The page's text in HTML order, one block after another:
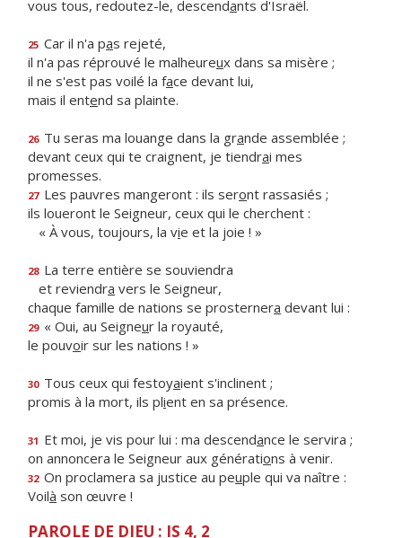
vous tous, redoutez-le, descendants d'Israël.
25 Car il n'a pas rejeté,
il n'a pas réprouvé le malheureux dans sa misère ;
il ne s'est pas voilé la face devant lui,
mais il entend sa plainte.
26 Tu seras ma louange dans la grande assemblée ;
devant ceux qui te craignent, je tiendrai mes
promesses.
27 Les pauvres mangeront : ils seront rassasiés ;
ils loueront le Seigneur, ceux qui le cherchent :
« À vous, toujours, la vie et la joie ! »
28 La terre entière se souviendra
et reviendra vers le Seigneur,
chaque famille de nations se prosternera devant lui :
29 « Oui, au Seigneur la royauté,
le pouvoir sur les nations ! »
30 Tous ceux qui festoyaient s'inclinent ;
promis à la mort, ils plient en sa présence.
31 Et moi, je vis pour lui : ma descendance le servira ;
on annoncera le Seigneur aux générations à venir.
32 On proclamera sa justice au peuple qui va naître :
Voilà son œuvre !
PAROLE DE DIEU : IS 4, 2